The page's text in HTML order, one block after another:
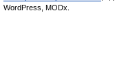
WordPress, MODx.